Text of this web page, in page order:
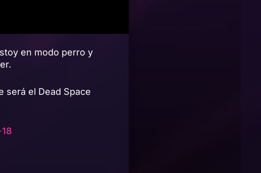
en modo perro y
será el Dead Space